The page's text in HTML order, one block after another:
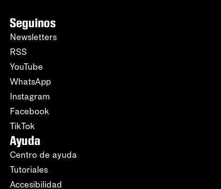
Seguinos
Newsletters
RSS
YouTube
WhatsApp
Instagram
Facebook
TikTok
Ayuda
Centro de ayuda
Tutoriales
Accesibilidad